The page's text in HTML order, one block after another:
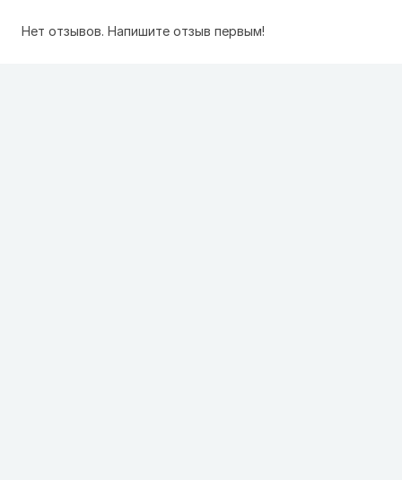
Нет отзывов. Напишите отзыв первым!